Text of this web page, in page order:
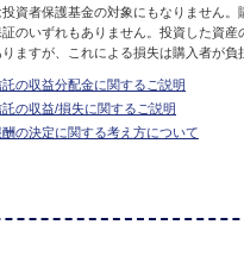
資者保護基金の対象にもなりません。
のいずれもありません。投資した資産
ますが、これによる損失は購入者が負
の収益分配金に関するご説明
の収益/損失に関するご説明
の決定に関する考え方について